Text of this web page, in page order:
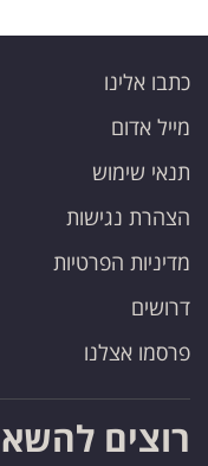
כתבו אלינו
מייל אדום
תנאי שימוש
הצהרת נגישות
מדיניות הפרטיות
דרושים
פרסמו אצלנו
רוצים